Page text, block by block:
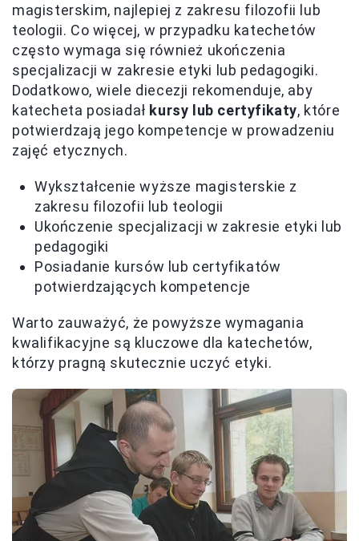
magisterskim, najlepiej z zakresu filozofii lub
teologii. Co więcej, w przypadku katechetów
często wymaga się również ukończenia
specjalizacji w zakresie etyki lub pedagogiki.
Dodatkowo, wiele diecezji rekomenduje, aby
katecheta posiadał kursy lub certyfikaty, które
potwierdzają jego kompetencje w prowadzeniu
zajęć etycznych.
Wykształcenie wyższe magisterskie z
zakresu filozofii lub teologii
Ukończenie specjalizacji w zakresie etyki lub
pedagogiki
Posiadanie kursów lub certyfikatów
potwierdzających kompetencje
Warto zauważyć, że powyższe wymagania
kwalifikacyjne są kluczowe dla katechetów,
którzy pragną skutecznie uczyć etyki.